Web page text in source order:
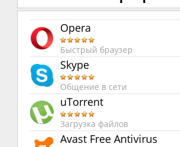
Opera
Быстрый браузер
Skype
Общение в сети
uTorrent
Загрузка файлов
Avast Free Antivirus